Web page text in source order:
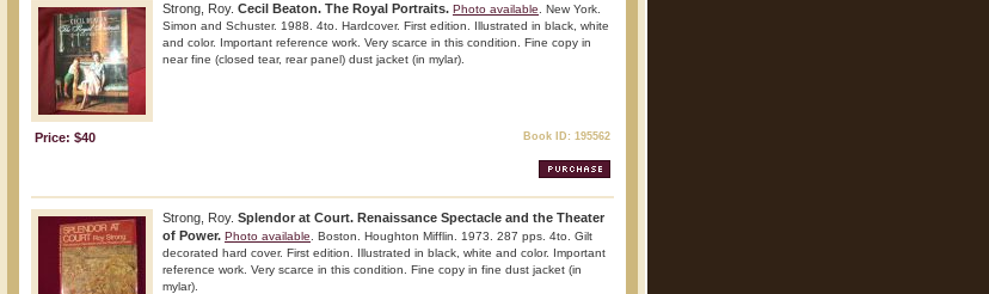
Strong, Roy. Cecil Beaton. The Royal Portraits. Photo available . New York.
Simon and Schuster. 1988. 4to. Hardcover. First edition. Illustrated in black, white
and color. Important reference work. Very scarce in this condition. Fine copy in
near fine (closed tear, rear panel) dust jacket (in mylar).
Price: $40 Book ID: 195562
Strong, Roy. Splendor at Court. Renaissance Spectacle and the Theater
of Power. Photo available . Boston. Houghton Mifflin. 1973. 287 pps. 4to. Gilt
decorated hard cover. First edition. Illustrated in black, white and color. Important
reference work. Very scarce in this condition. Fine copy in fine dust jacket (in
mylar).